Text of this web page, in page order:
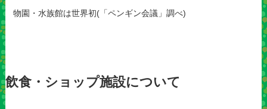
物園・水族館は世界初(「ペンギン会議」調べ)
飲食・ショップ施設について